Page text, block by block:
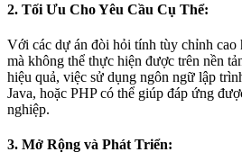
2. Tối Ưu Cho Yêu Cầu Cụ Thể:
Với các dự án đòi hỏi tính tùy chỉnh cao
mà không thể thực hiện được trên nền
hiệu quả, việc sử dụng ngôn ngữ lập
Java, hoặc PHP có thể giúp đáp ứng
nghiệp.
3. Mở Rộng và Phát Triển: